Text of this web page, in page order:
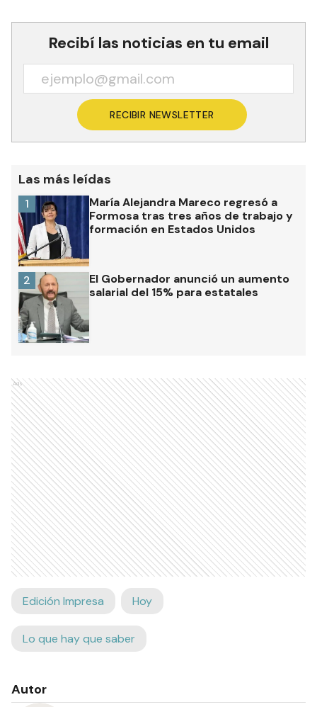
Recibí las noticias en tu email
RECIBIR NEWSLETTER
Las más leídas
María Alejandra Mareco regresó a
Formosa tras tres años de trabajo y
formación en Estados Unidos
1
El Gobernador anunció un aumento
salarial del 15% para estatales
2
Ads
Edición Impresa Hoy
Lo que hay que saber
Autor